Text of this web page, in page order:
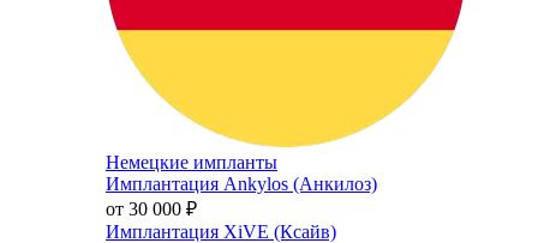
Немецкие импланты
Имплантация Ankylos (Анкилоз)
от 30 000 ₽
Имплантация XiVE (Ксайв)